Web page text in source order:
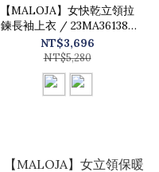
【MALOJA】女快乾立領拉
鍊長袖上衣 / 23MA36138-
[橘紅、黑]
NT$3,696
NT$5,280